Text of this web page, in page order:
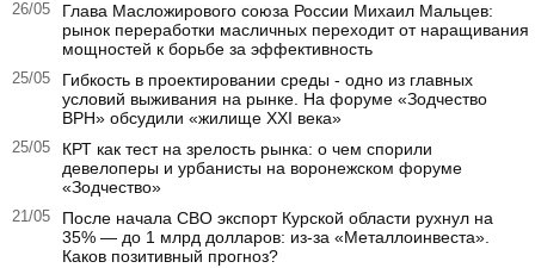
26/05
Глава Масложирового союза России Михаил Мальцев:
рынок переработки масличных переходит от наращивания
мощностей к борьбе за эффективность
25/05
Гибкость в проектировании среды - одно из главных
условий выживания на рынке. На форуме «Зодчество
ВРН» обсудили «жилище XXI века»
25/05
КРТ как тест на зрелость рынка: о чем спорили
девелоперы и урбанисты на воронежском форуме
«Зодчество»
21/05
После начала СВО экспорт Курской области рухнул на
35% — до 1 млрд долларов: из-за «Металлоинвеста».
Каков позитивный прогноз?